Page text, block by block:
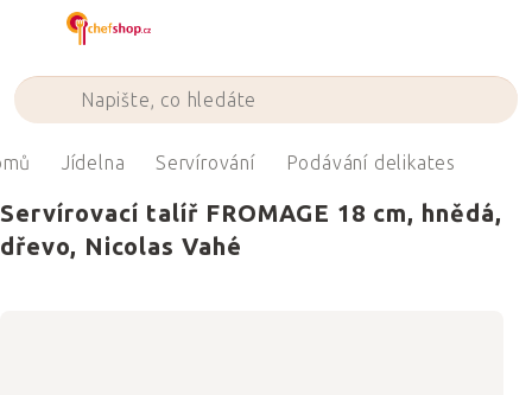
Jídelna Servírování Podávání delikates
Servírovací talíř FROMAGE 18 cm, hnědá,
dřevo, Nicolas Vahé